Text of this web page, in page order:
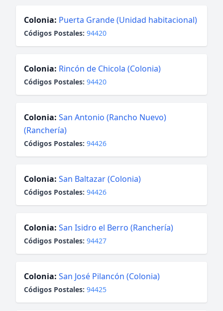
Colonia: Puerta Grande (Unidad habitacional)
Códigos Postales: 94420
Colonia: Rincón de Chicola (Colonia)
Códigos Postales: 94420
Colonia: San Antonio (Rancho Nuevo)
(Ranchería)
Códigos Postales: 94426
Colonia: San Baltazar (Colonia)
Códigos Postales: 94426
Colonia: San Isidro el Berro (Ranchería)
Códigos Postales: 94427
Colonia: San José Pilancón (Colonia)
Códigos Postales: 94425